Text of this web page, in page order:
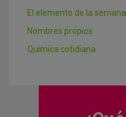
El elemento de la semana
Nombres propios
Química cotidiana